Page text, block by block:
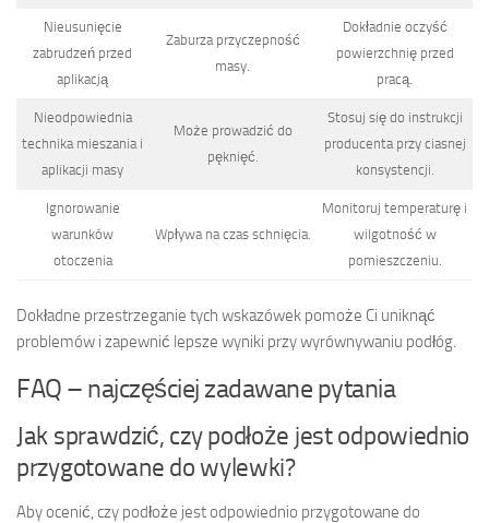
Nieusunięcie
zabrudzeń przed
aplikacją
Zaburza przyczepność
masy.
Dokładnie oczyść
powierzchnię przed
pracą.
Nieodpowiednia
technika mieszania i
aplikacji masy
Może prowadzić do
pęknięć.
Stosuj się do instrukcji
producenta przy ciasnej
konsystencji.
Ignorowanie
warunków
otoczenia
Wpływa na czas schnięcia.
Monitoruj temperaturę i
wilgotność w
pomieszczeniu.
Dokładne przestrzeganie tych wskazówek pomoże Ci uniknąć
problemów i zapewnić lepsze wyniki przy wyrównywaniu podłóg.
FAQ – najczęściej zadawane pytania
Jak sprawdzić, czy podłoże jest odpowiednio
przygotowane do wylewki?
Aby ocenić, czy podłoże jest odpowiednio przygotowane do